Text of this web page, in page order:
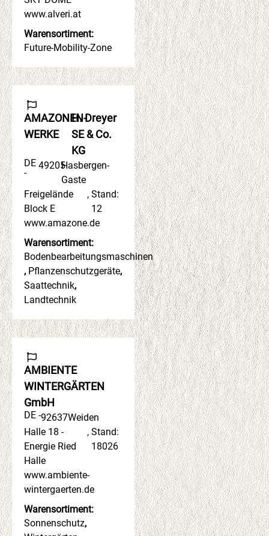
www.alveri.at
Warensortiment:
Future-Mobility-Zone
AMAZONEN-
WERKE
H. Dreyer
SE & Co.
KG
DE
-
49205Hasbergen-
Gaste
Freigelände
Block E
, Stand:
12
www.amazone.de
Warensortiment:
Bodenbearbeitungsmaschinen
, Pflanzenschutzgeräte,
Saattechnik,
Landtechnik
AMBIENTE
WINTERGÄRTEN
GmbH
DE -92637Weiden
Halle 18 -
Energie Ried
Halle
, Stand:
18026
www.ambiente-
wintergaerten.de
Warensortiment:
Sonnenschutz,